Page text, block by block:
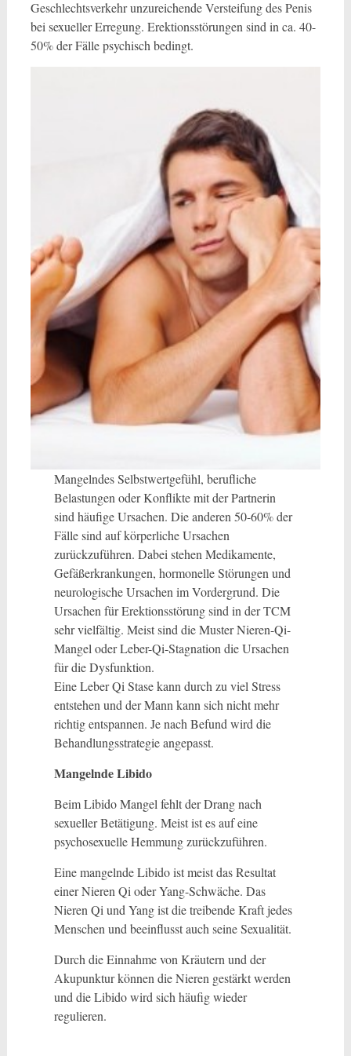
Geschlechtsverkehr unzureichende Versteifung des Penis
bei sexueller Erregung. Erektionsstörungen sind in ca. 40-
50% der Fälle psychisch bedingt.
Mangelndes Selbstwertgefühl, berufliche
Belastungen oder Konflikte mit der Partnerin
sind häufige Ursachen. Die anderen 50-60% der
Fälle sind auf körperliche Ursachen
zurückzuführen. Dabei stehen Medikamente,
Gefäßerkrankungen, hormonelle Störungen und
neurologische Ursachen im Vordergrund. Die
Ursachen für Erektionsstörung sind in der TCM
sehr vielfältig. Meist sind die Muster Nieren-Qi-
Mangel oder Leber-Qi-Stagnation die Ursachen
für die Dysfunktion.
Eine Leber Qi Stase kann durch zu viel Stress
entstehen und der Mann kann sich nicht mehr
richtig entspannen. Je nach Befund wird die
Behandlungsstrategie angepasst.
Mangelnde Libido
Beim Libido Mangel fehlt der Drang nach
sexueller Betätigung. Meist ist es auf eine
psychosexuelle Hemmung zurückzuführen.
Eine mangelnde Libido ist meist das Resultat
einer Nieren Qi oder Yang-Schwäche. Das
Nieren Qi und Yang ist die treibende Kraft jedes
Menschen und beeinflusst auch seine Sexualität.
Durch die Einnahme von Kräutern und der
Akupunktur können die Nieren gestärkt werden
und die Libido wird sich häufig wieder
regulieren.